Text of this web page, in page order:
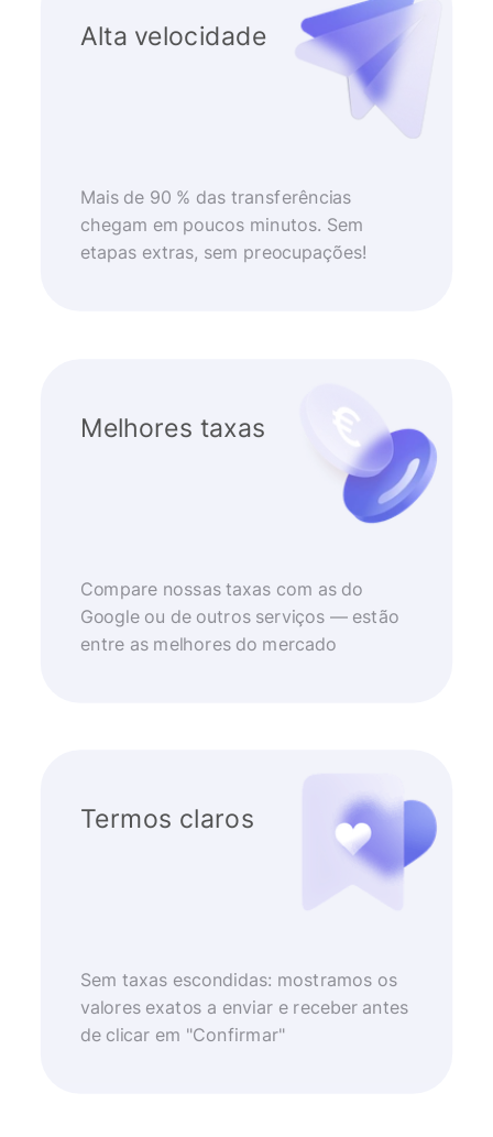
Alta velocidade
Mais de 90 % das transferências
chegam em poucos minutos. Sem
etapas extras, sem preocupações!
Melhores taxas
Compare nossas taxas com as do
Google ou de outros serviços — estão
entre as melhores do mercado
Termos claros
Sem taxas escondidas: mostramos os
valores exatos a enviar e receber antes
de clicar em "Confirmar"